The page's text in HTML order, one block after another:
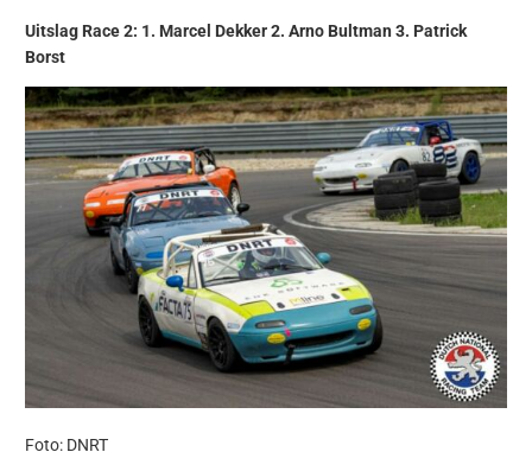
Uitslag Race 2: 1. Marcel Dekker 2. Arno Bultman 3. Patrick
Borst
Foto: DNRT